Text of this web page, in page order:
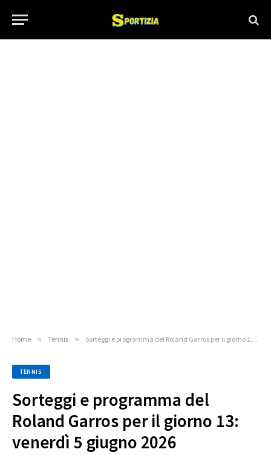
Home » Tennis » Sorteggi e programma del Roland Garros per il giorno 13: venerdì 5 giugno 2026
TENNIS
Sorteggi e programma del
Roland Garros per il giorno 13:
venerdì 5 giugno 2026